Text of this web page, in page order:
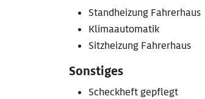
Standheizung Fahrerhaus
Klimaautomatik
Sitzheizung Fahrerhaus
Sonstiges
Scheckheft gepflegt